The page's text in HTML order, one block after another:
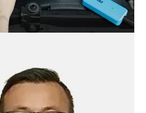
der AGR Adaptionswerte
von Modell, Motorisierung, Ausstattung